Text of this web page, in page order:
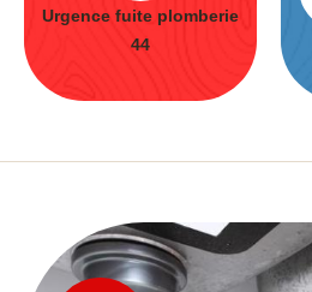
Urgence fuite plomberie
44